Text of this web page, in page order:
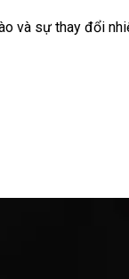
và sự thay đổi